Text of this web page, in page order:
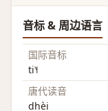
音标 & 周边语言
国际音标
ti˥˧
唐代读音
dhèi